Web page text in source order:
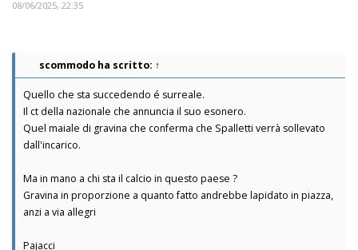
08/06/2025, 22:35
scommodo ha scritto: ↑
Quello che sta succedendo é surreale.
Il ct della nazionale che annuncia il suo esonero.
Quel maiale di gravina che conferma che Spalletti verrà sollevato
dall'incarico.
Ma in mano a chi sta il calcio in questo paese ?
Gravina in proporzione a quanto fatto andrebbe lapidato in piazza,
anzi a via allegri
Pajacci